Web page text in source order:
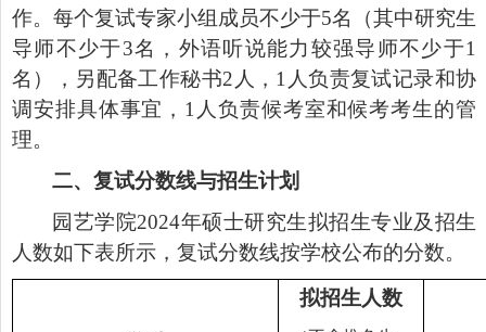
作。每个复试专家小组成员不少于5名（其中研究生
导师不少于3名，外语听说能力较强导师不少于1
名），另配备工作秘书2 人， 1 人负责复试记录和协
调安排具体事宜， 1 人负责候考室和候考考生的管
理。
二、复试分数线与招生计划
园艺学院2024年硕士研究生拟招生专业及招生
人数如下表所示，复试分数线按学校公布的分数。
拟招生人数